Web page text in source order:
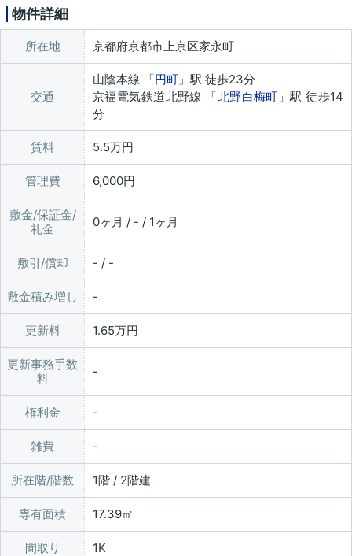
物件詳細
所在地 京都府京都市上京区家永町
交通
山陰本線 「円町 」駅 徒歩23分
京福電気鉄道北野線 「北野白梅町 」駅 徒歩14
分
賃料 5.5万円
管理費 6,000円
敷金/保証金/
礼金
0ヶ月 / - / 1ヶ月
敷引/償却 - / -
敷金積み増し
更新料 1.65万円
更新事務手数
料
権利金
雑費
所在階/階数 1階 / 2階建
専有面積 17.39㎡
間取り 1K